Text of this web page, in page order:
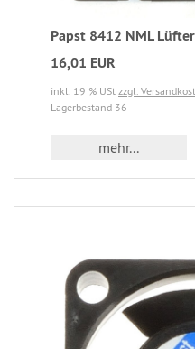
Papst 8412 NML
16,01 EUR
inkl. 19 % USt zzgl.
Lagerbestand 36
mehr...